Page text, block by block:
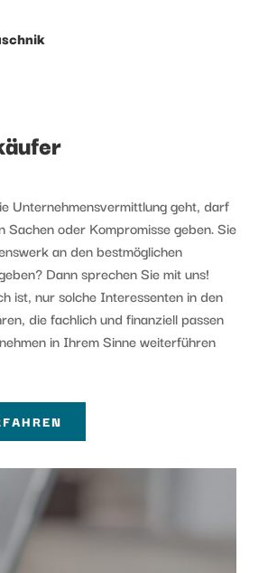
Unternehmensvermittlung geht, darf
Sachen oder Kompromisse geben. Sie
an den bestmöglichen
Dann sprechen Sie mit uns!
ist, nur solche Interessenten in den
die fachlich und finanziell passen
in Ihrem Sinne weiterführen